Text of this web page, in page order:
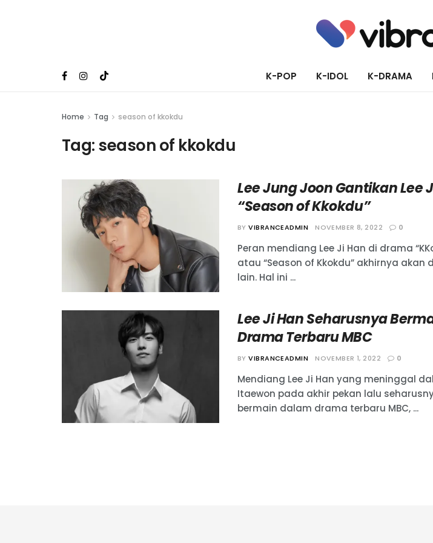
K-POP K-IDOL K-DRAMA
Home Tag season of kkokdu
Tag:season of kkokdu
Lee Jung Joon Gantikan Lee
“Season of Kkokdu”
BY VIBRANCEADMIN NOVEMBER 8, 2022 0
Peran mendiang Lee Ji Han di drama
atau “Season of Kkokdu” akhirnya
lain. Hal ini ...
Lee Ji Han Seharusnya
Drama Terbaru MBC
BY VIBRANCEADMIN NOVEMBER 1, 2022 0
Mendiang Lee Ji Han yang meninggal
Itaewon pada akhir pekan lalu
bermain dalam drama terbaru MBC, ...